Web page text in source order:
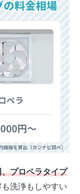
プロペラタイプ
洗浄もしやすい